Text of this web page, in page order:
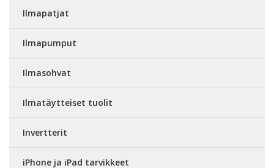
Ilmapatjat
Ilmapumput
Ilmasohvat
Ilmatäytteiset tuolit
Invertterit
iPhone ja iPad tarvikkeet